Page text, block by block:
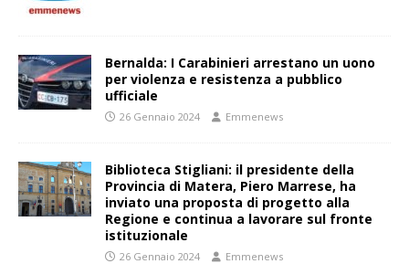
Bernalda: I Carabinieri arrestano un uono
per violenza e resistenza a pubblico
ufficiale
26 Gennaio 2024 Emmenews
Biblioteca Stigliani: il presidente della
Provincia di Matera, Piero Marrese, ha
inviato una proposta di progetto alla
Regione e continua a lavorare sul fronte
istituzionale
26 Gennaio 2024 Emmenews